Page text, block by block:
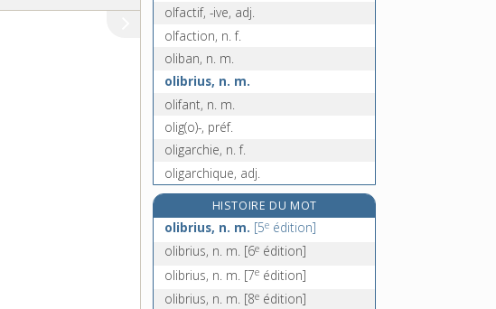
olfactif, -ive, adj.
olfaction, n. f.
oliban, n. m.
olibrius, n. m.
olifant, n. m.
olig(o)-, préf.
oligarchie, n. f.
oligarchique, adj.
oligarque, n. m.
oligiste, n. m.
oligoélément, n. m.
HISTOIRE DU MOT
olibrius, n. m. [5e édition]
olibrius, n. m. [6e édition]
olibrius, n. m. [7e édition]
olibrius, n. m. [8e édition]